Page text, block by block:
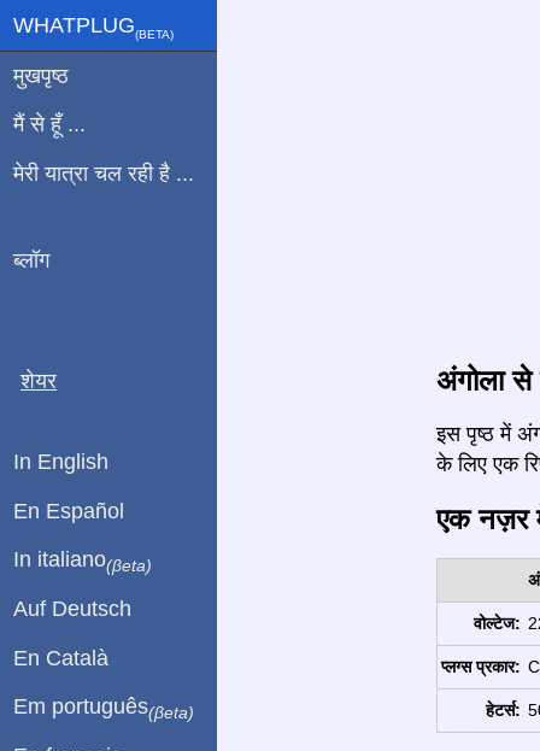
अंगोला
इस पृष्ठ में
के लिए एक
एक नज़र में
वोल्टेज:
प्लग्स प्रकार:
हेटर्स:
WHATPLUG(ΒETA)
मुखपृष्ठ
मैं से हूँ ...
मेरी यात्रा चल रही है ...
ब्लॉग
शेयर
In English
En Español
In italiano(βeta)
Auf Deutsch
En Català
Em português(βeta)